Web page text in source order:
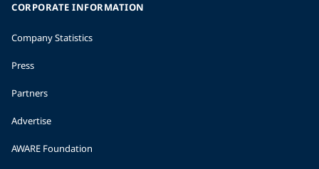
CORPORATE INFORMATION
Company Statistics
Press
Partners
Advertise
AWARE Foundation